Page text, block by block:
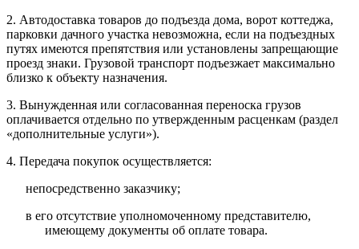
2. Автодоставка товаров до подъезда дома, ворот коттеджа,
парковки дачного участка невозможна, если на подъездных
путях имеются препятствия или установлены запрещающие
проезд знаки. Грузовой транспорт подъезжает максимально
близко к объекту назначения.
3. Вынужденная или согласованная переноска грузов
оплачивается отдельно по утвержденным расценкам (раздел
«дополнительные услуги»).
4. Передача покупок осуществляется:
непосредственно заказчику;
в его отсутствие уполномоченному представителю,
имеющему документы об оплате товара.